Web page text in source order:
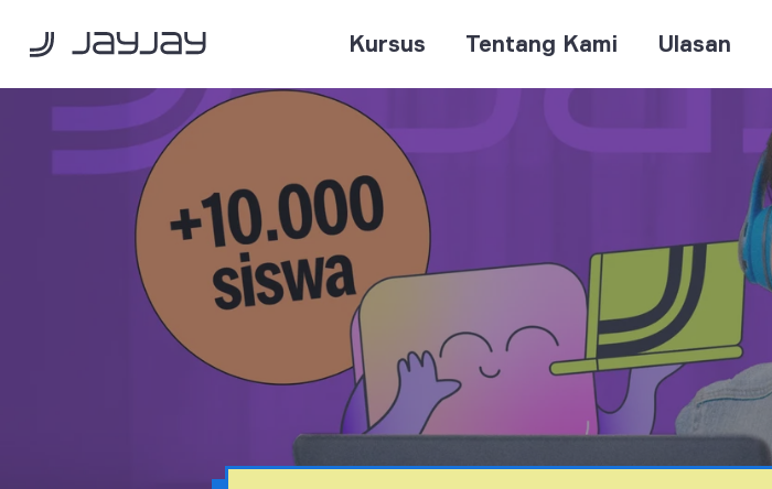
Kursus Tentang Kami Ulasan